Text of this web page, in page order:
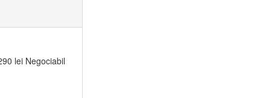
lei Negociabil